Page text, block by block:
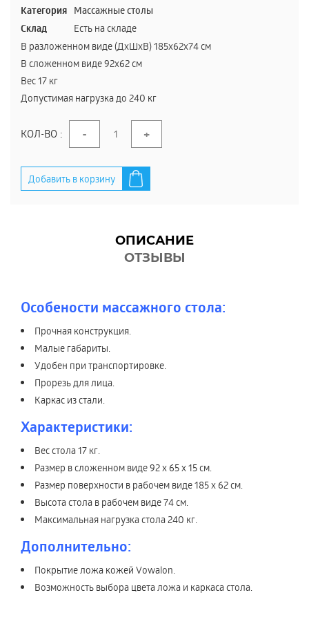
Категория Массажные столы
Склад
Есть на складе
В разложенном виде (ДхШхВ) 185х62х74 см
В сложенном виде 92х62 см
Вес 17 кг
Допустимая нагрузка до 240 кг
КОЛ-ВО : - +
Добавить в корзину
ОПИСАНИЕ
ОТЗЫВЫ
Особености массажного стола:
Прочная конструкция.
Малые габариты.
Удобен при транспортировке.
Прорезь для лица.
Каркас из стали.
Характеристики:
Вес стола 17 кг.
Размер в сложенном виде 92 х 65 х 15 см.
Размер поверхности в рабочем виде 185 х 62 см.
Высота стола в рабочем виде 74 см.
Максимальная нагрузка стола 240 кг.
Дополнительно:
Покрытие ложа кожей Vowalon.
Возможность выбора цвета ложа и каркаса стола.